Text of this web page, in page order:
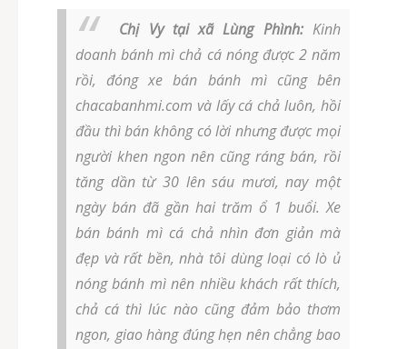
Chị Vy tại xã Lùng Phình:Kinh
doanh bánh mì chả cá nóng được 2 năm
rồi, đóng xe bán bánh mì cũng bên
chacabanhmi.com và lấy cá chả luôn, hồi
đầu thì bán không có lời nhưng được mọi
người khen ngon nên cũng ráng bán, rồi
tăng dần từ 30 lên sáu mươi, nay một
ngày bán đã gần hai trăm ổ 1 buổi. Xe
bán bánh mì cá chả nhìn đơn giản mà
đẹp và rất bền, nhà tôi dùng loại có lò ủ
nóng bánh mì nên nhiều khách rất thích,
chả cá thì lúc nào cũng đảm bảo thơm
ngon, giao hàng đúng hẹn nên chẳng bao